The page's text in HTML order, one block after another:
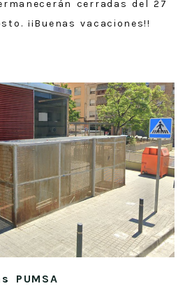
cerradas del 27
¡¡Buenas vacaciones!!
PUMSA